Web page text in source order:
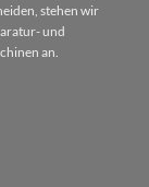
stehen wir
und
an.